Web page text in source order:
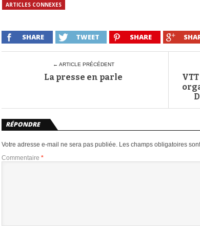
ARTICLES CONNEXES
SHARE TWEET SHARE
← ARTICLE PRÉCÉDENT
La presse en parle
RÉPONDRE
Votre adresse e-mail ne sera pas publiée. Les champs obligatoires
Commentaire *